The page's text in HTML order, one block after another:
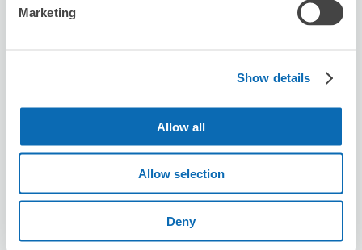
Marketing
Show details
Allow all
Allow selection
Deny
可保管的行李數
預約此店舖
MK Taxi VIP Station（1000yen / day ）